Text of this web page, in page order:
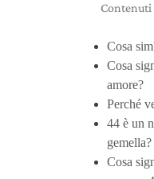
Contenuti
Cosa
Cosa
amore?
Perché
44 è un
gemella?
Cosa